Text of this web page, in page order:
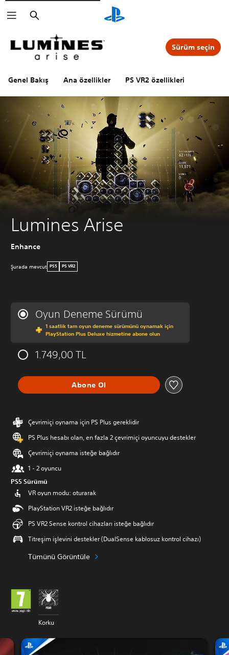
Arama
Genel Bakış Ana özellikler PS VR2 özellikleri
Sürüm seçin
Lumines Arise
Enhance
Şurada mevcut PS5 PS VR2
Oyun Deneme Sürümü
1 saatlik tam oyun deneme sürümünü oynamak için
PlayStation Plus Deluxe hizmetine abone olun
1.749,00 TL
Abone Ol
Çevrimiçi oynama için PS Plus gereklidir
PS Plus hesabı olan, en fazla 2 çevrimiçi oyuncuyu destekler
Çevrimiçi oynama isteğe bağlıdır
1 - 2 oyuncu
PS5 Sürümü
VR oyun modu: oturarak
PlayStation VR2 isteğe bağlıdır
PS VR2 Sense kontrol cihazları isteğe bağlıdır
Titreşim işlevini destekler (DualSense kablosuz kontrol cihazı)
Tümünü Görüntüle
Korku